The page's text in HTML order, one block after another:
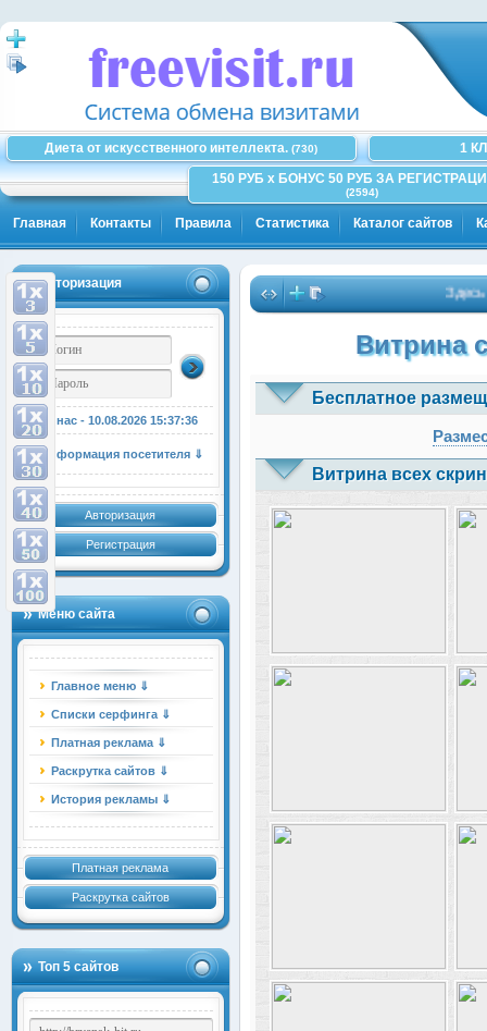
Диета от искусственного интеллекта. (730)
1
150 РУБ x БОНУС 50 РУБ ЗА
(2594)
Главная Контакты Правила Статистика Каталог сайтов
Авторизация
У нас - 10.08.2026 15:37:36
Информация посетителя ⇓
Авторизация
Регистрация
Меню сайта
Главное меню ⇓
Списки серфинга ⇓
Платная реклама ⇓
Раскрутка сайтов ⇓
История рекламы ⇓
Платная реклама
Раскрутка сайтов
Топ 5 сайтов
Здесь
Витрина
Бесплатное
Витрина всех